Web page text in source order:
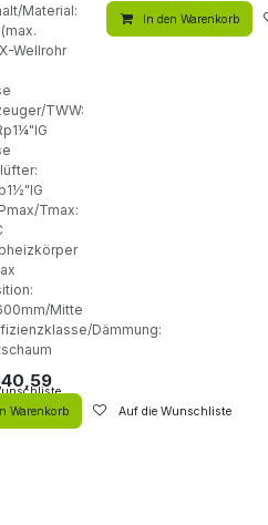
Material:
Wellrohr
TWW:
Tmax:
Mitte
Dämmung:
Warenkorb Auf die Wunschliste
In den Warenkorb